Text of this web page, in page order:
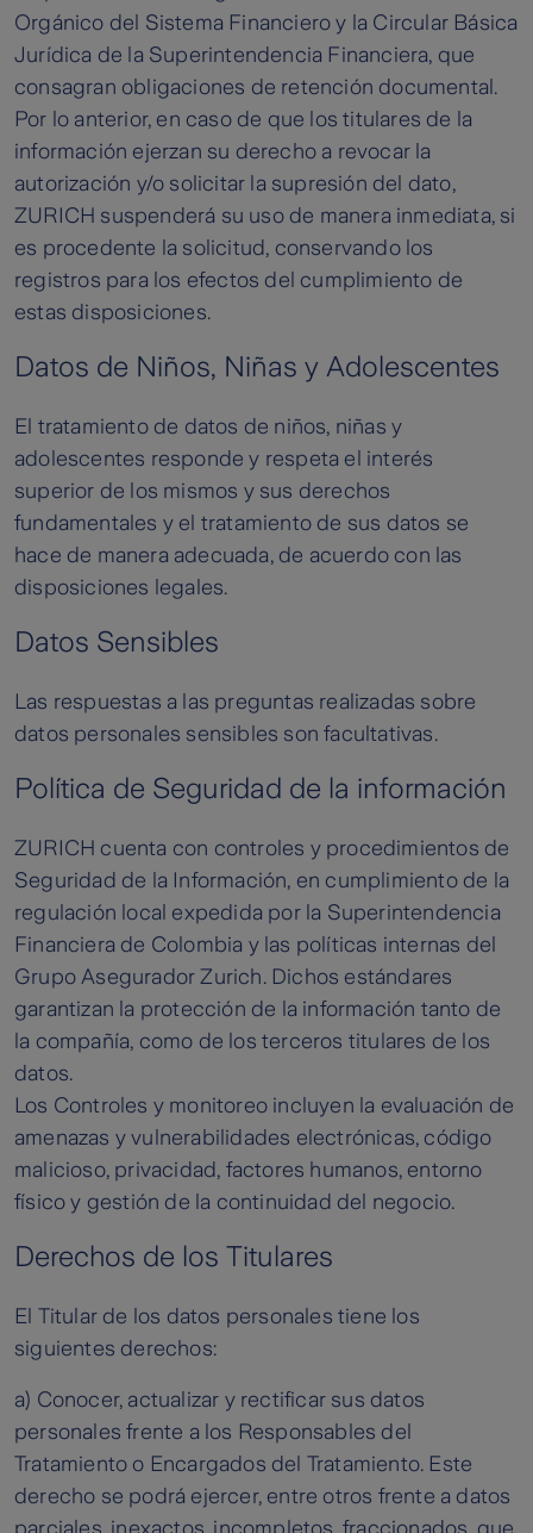
Orgánico del Sistema Financiero y la Circular Básica
Jurídica de la Superintendencia Financiera, que
consagran obligaciones de retención documental.
Por lo anterior, en caso de que los titulares de la
información ejerzan su derecho a revocar la
autorización y/o solicitar la supresión del dato,
ZURICH suspenderá su uso de manera inmediata, si
es procedente la solicitud, conservando los
registros para los efectos del cumplimiento de
estas disposiciones.
Datos de Niños, Niñas y Adolescentes
El tratamiento de datos de niños, niñas y
adolescentes responde y respeta el interés
superior de los mismos y sus derechos
fundamentales y el tratamiento de sus datos se
hace de manera adecuada, de acuerdo con las
disposiciones legales.
Datos Sensibles
Las respuestas a las preguntas realizadas sobre
datos personales sensibles son facultativas.
Política de Seguridad de la información
ZURICH cuenta con controles y procedimientos de
Seguridad de la Información, en cumplimiento de la
regulación local expedida por la Superintendencia
Financiera de Colombia y las políticas internas del
Grupo Asegurador Zurich. Dichos estándares
garantizan la protección de la información tanto de
la compañía, como de los terceros titulares de los
datos.
Los Controles y monitoreo incluyen la evaluación de
amenazas y vulnerabilidades electrónicas, código
malicioso, privacidad, factores humanos, entorno
físico y gestión de la continuidad del negocio.
Derechos de los Titulares
El Titular de los datos personales tiene los
siguientes derechos:
a) Conocer, actualizar y rectificar sus datos
personales frente a los Responsables del
Tratamiento o Encargados del Tratamiento. Este
derecho se podrá ejercer, entre otros frente a datos